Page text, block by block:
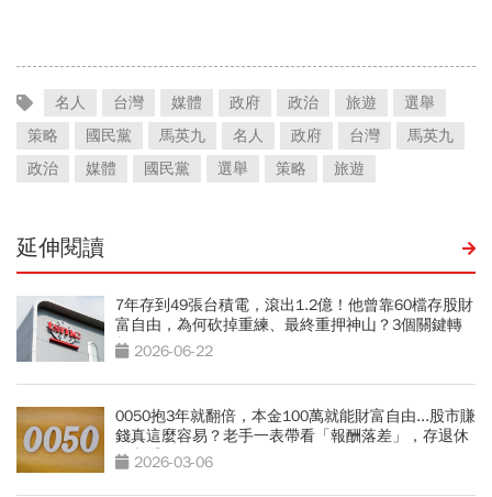
名人 台灣 媒體 政府 政治 旅遊
選舉
策略
國民黨 馬英九 名人 政府 台灣
馬英九
政治
媒體 國民黨 選舉 策略 旅遊
延伸閱讀
7年存到49張台積電，滾出1.2億！他曾靠60檔存股財
富自由，為何砍掉重練、最終重押神山？3個關鍵轉
折 2026-06-22
0050抱3年就翻倍，本金100萬就能財富自由...股市賺
錢真這麼容易？老手一表帶看「報酬落差」，存退休
金必看
2026-03-06